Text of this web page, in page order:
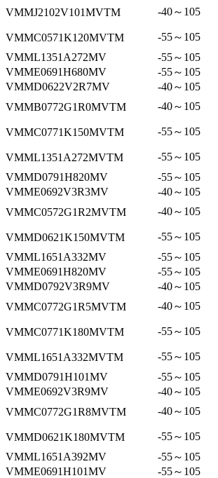
VMMJ2102V101MVTM
-40～105
VMMC0571K120MVTM -55～105
VMML1351A272MV
-55～105
VMME0691H680MV
-55～105
VMMD0622V2R7MV
-40～105
VMMB0772G1R0MVTM
-40～105
VMMC0771K150MVTM -55～105
VMML1351A272MVTM -55～105
VMMD0791H820MV
-55～105
VMME0692V3R3MV
-40～105
VMMC0572G1R2MVTM
-40～105
VMMD0621K150MVTM -55～105
VMML1651A332MV
-55～105
VMME0691H820MV
-55～105
VMMD0792V3R9MV
-40～105
VMMC0772G1R5MVTM
-40～105
VMMC0771K180MVTM -55～105
VMML1651A332MVTM -55～105
VMMD0791H101MV
-55～105
VMME0692V3R9MV
-40～105
VMMC0772G1R8MVTM
-40～105
VMMD0621K180MVTM -55～105
VMML1651A392MV
-55～105
VMME0691H101MV
-55～105